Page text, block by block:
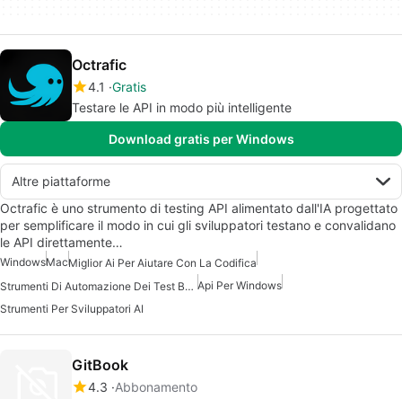
Octrafic
4.1 Gratis
Testare le API in modo più intelligente
Download gratis per Windows
Altre piattaforme
Octrafic è uno strumento di testing API alimentato dall'IA progettato
per semplificare il modo in cui gli sviluppatori testano e convalidano
le API direttamente…
WindowsMacMiglior Ai Per Aiutare Con La Codifica
Strumenti Di Automazione Dei Test Basati Su AI Api Per Windows
Strumenti Per Sviluppatori AI
GitBook
4.3 Abbonamento